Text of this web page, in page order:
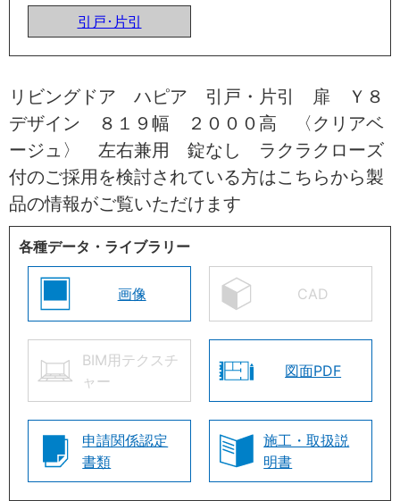
引戸･片引
リビングドア ハピア 引戸・片引 扉 Ｙ８
デザイン ８１９幅 ２０００高 〈クリアベ
ージュ〉 左右兼用 錠なし ラクラクローズ
付のご採用を検討されている方はこちらから製
品の情報がご覧いただけます
各種データ・ライブラリー
画像 CAD
BIM用テクスチ
ャー
図面PDF
申請関係認定
書類
施工・取扱説
明書